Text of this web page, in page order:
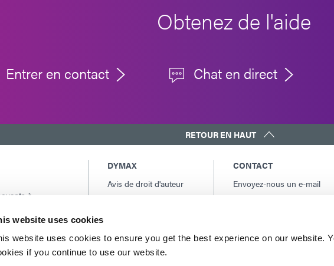
website uses cookies
website uses cookies to ensure you get the best experience on our website.
if you continue to use our website.
Obtenez de l'aide
Entrer en contact Chat en direct
RETOUR EN HAUT
à
des systèmes de
de la
DYMAX
Avis de droit d'auteur
d'achat
Conditions générales
CONTACT
Envoyez-nous un e-mail